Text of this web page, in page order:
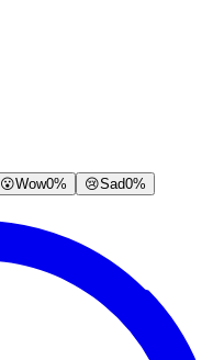
😮Wow0% 😢Sad0%